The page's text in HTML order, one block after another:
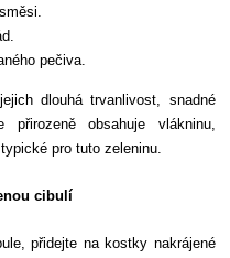
pečiva.
dlouhá trvanlivost, snadné
obsahuje vlákninu,
pro tuto zeleninu.
cibulí
přidejte na kostky nakrájené